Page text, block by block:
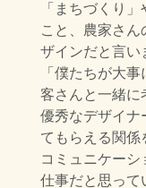
「まちづくり」
こと、農家さん
ザインだと言い
「僕たちが大
客さんと一緒に
優秀なデザイナ
てもらえる関係
コミュニケー
仕事だと思って